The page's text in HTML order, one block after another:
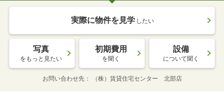
実際に物件を見学 したい
写真
をもっと見たい
初期費用
を聞く
設備
について聞く
お問い合わせ先 （株）賃貸住宅センター 北部店